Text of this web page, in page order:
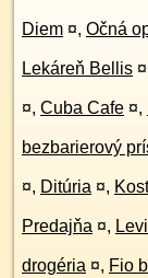
Diem ¤, Očná
Lekáreň Bellis ¤
¤, Cuba Cafe ¤,
bezbarierový
¤, Ditúria ¤,
Predajňa ¤,
drogéria ¤, Fio